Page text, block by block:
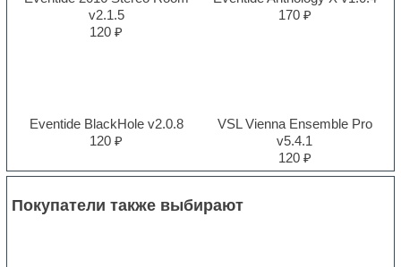
v2.1.5
120 ₽
170 ₽
Eventide BlackHole v2.0.8
120 ₽
VSL Vienna Ensemble Pro
v5.4.1
120 ₽
Покупатели также выбирают